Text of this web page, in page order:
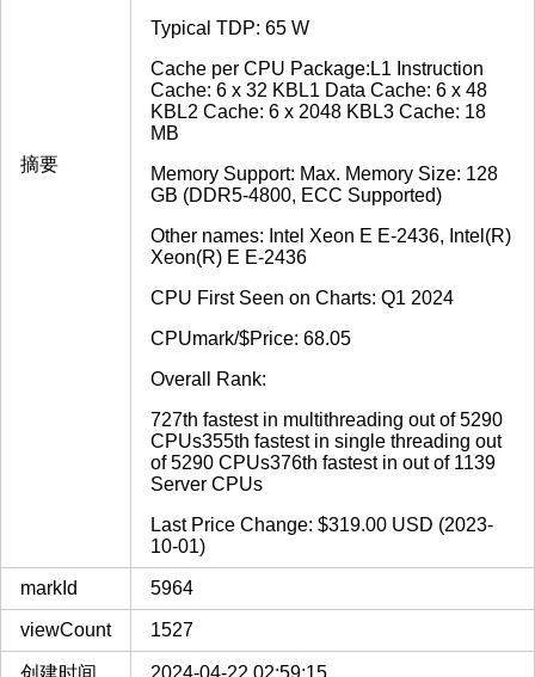
摘要
Typical TDP: 65 W
Cache per CPU Package:L1 Instruction
Cache: 6 x 32 KBL1 Data Cache: 6 x 48
KBL2 Cache: 6 x 2048 KBL3 Cache: 18
MB
Memory Support: Max. Memory Size: 128
GB (DDR5-4800, ECC Supported)
Other names: Intel Xeon E E-2436, Intel(R)
Xeon(R) E E-2436
CPU First Seen on Charts: Q1 2024
CPUmark/$Price: 68.05
Overall Rank:
727th fastest in multithreading out of 5290
CPUs355th fastest in single threading out
of 5290 CPUs376th fastest in out of 1139
Server CPUs
Last Price Change: $319.00 USD (2023-
10-01)
markId 5964
viewCount 1527